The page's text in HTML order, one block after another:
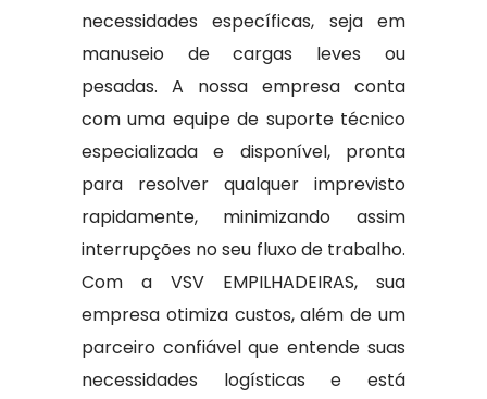
necessidades específicas, seja em
manuseio de cargas leves ou
pesadas. A nossa empresa conta
com uma equipe de suporte técnico
especializada e disponível, pronta
para resolver qualquer imprevisto
rapidamente, minimizando assim
interrupções no seu fluxo de trabalho.
Com a VSV EMPILHADEIRAS, sua
empresa otimiza custos, além de um
parceiro confiável que entende suas
necessidades logísticas e está